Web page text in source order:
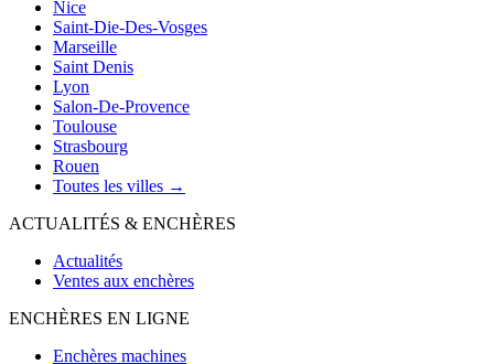
Nice
Saint-Die-Des-Vosges
Marseille
Saint Denis
Lyon
Salon-De-Provence
Toulouse
Strasbourg
Rouen
Toutes les villes →
ACTUALITÉS & ENCHÈRES
Actualités
Ventes aux enchères
ENCHÈRES EN LIGNE
Enchères machines